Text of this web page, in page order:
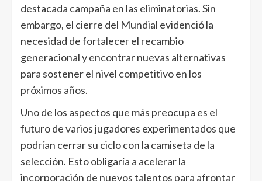
destacada campaña en las eliminatorias. Sin
embargo, el cierre del Mundial evidenció la
necesidad de fortalecer el recambio
generacional y encontrar nuevas alternativas
para sostener el nivel competitivo en los
próximos años.
Uno de los aspectos que más preocupa es el
futuro de varios jugadores experimentados que
podrían cerrar su ciclo con la camiseta de la
selección. Esto obligaría a acelerar la
incorporación de nuevos talentos para afrontar